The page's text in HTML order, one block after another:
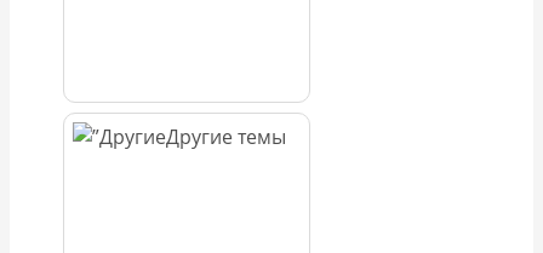
Другие темы